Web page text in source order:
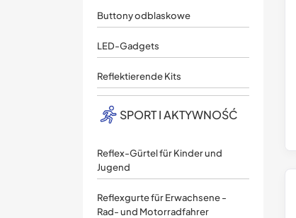
Buttony odblaskowe
LED-Gadgets
Reflektierende Kits
SPORT I AKTYWNOŚĆ
Reflex-Gürtel für Kinder und
Jugend
Reflexgurte für Erwachsene -
Rad- und Motorradfahrer